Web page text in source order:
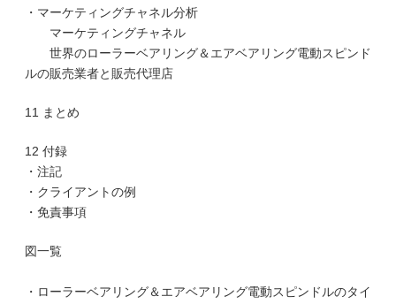
・マーケティングチャネル分析
マーケティングチャネル
世界のローラーベアリング＆エアベアリング電動スピンド
ルの販売業者と販売代理店
11 まとめ
12 付録
・注記
・クライアントの例
・免責事項
図一覧
・ローラーベアリング＆エアベアリング電動スピンドルのタイ